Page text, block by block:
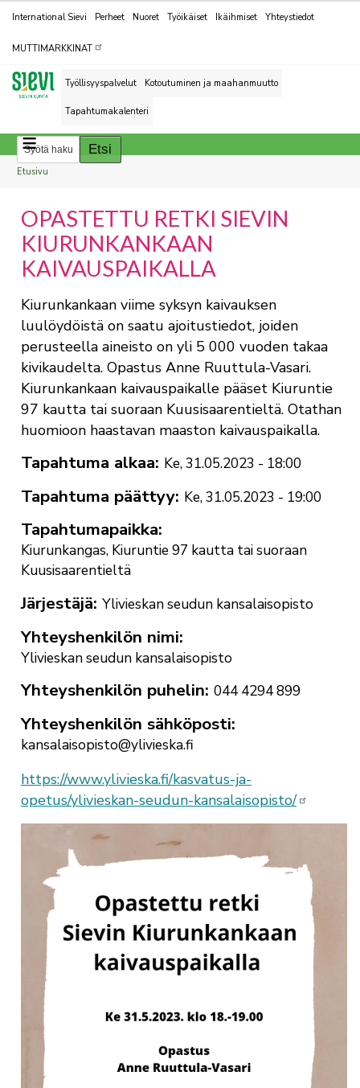
Kohderyhmät
International Sievi Perheet Nuoret Työikäiset Ikäihmiset Yhteystiedot
MUTTIMARKKINAT
Työllisyyspalvelut Kotoutuminen ja maahanmuutto
Tapahtumakalenteri
Breadcrumbs
You
here:
Etusivu
OPASTETTU RETKI SIEVIN
KIURUNKANKAAN
KAIVAUSPAIKALLA
Kiurunkankaan viime syksyn kaivauksen
luulöydöistä on saatu ajoitustiedot, joiden
perusteella aineisto on yli 5 000 vuoden takaa
kivikaudelta. Opastus Anne Ruuttula-Vasari.
Kiurunkankaan kaivauspaikalle pääset Kiuruntie
97 kautta tai suoraan Kuusisaarentieltä. Otathan
huomioon haastavan maaston kaivauspaikalla.
Tapahtuma alkaa Ke, 31.05.2023 - 18:00
Tapahtuma päättyy Ke, 31.05.2023 - 19:00
Tapahtumapaikka
Kiurunkangas, Kiuruntie 97 kautta tai suoraan
Kuusisaarentieltä
Järjestäjä Ylivieskan seudun kansalaisopisto
Yhteyshenkilön nimi
Ylivieskan seudun kansalaisopisto
Yhteyshenkilön puhelin 044 4294 899
Yhteyshenkilön sähköposti
kansalaisopisto@ylivieska.fi
https://www.ylivieska.fi/kasvatus-ja-
opetus/ylivieskan-seudun-kansalaisopisto/